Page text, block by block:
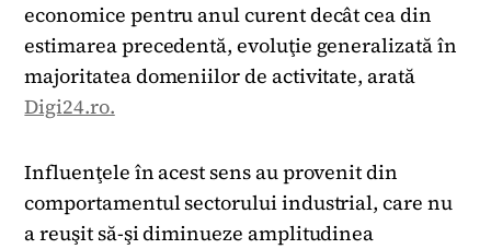
economice pentru anul curent decât cea din
estimarea precedentă, evoluţie generalizată în
majoritatea domeniilor de activitate, arată
Digi24.ro.
Influenţele în acest sens au provenit din
comportamentul sectorului industrial, care nu
a reuşit să-şi diminueze amplitudinea